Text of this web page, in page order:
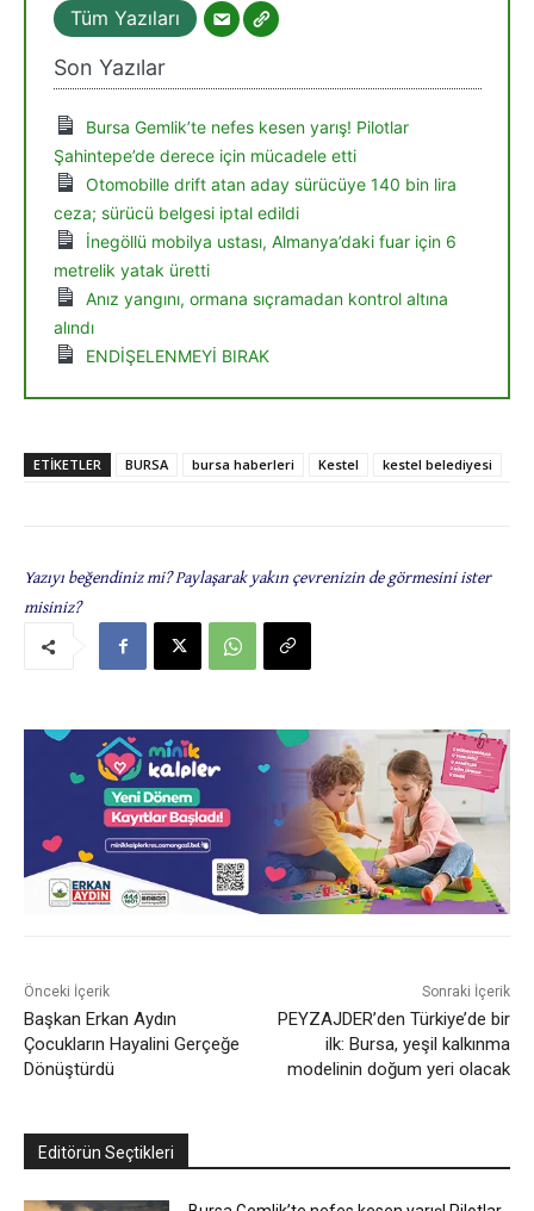
Tüm Yazıları
Son Yazılar
Bursa Gemlik’te nefes kesen yarış! Pilotlar
Şahintepe’de derece için mücadele etti
Otomobille drift atan aday sürücüye 140 bin lira
ceza; sürücü belgesi iptal edildi
İnegöllü mobilya ustası, Almanya’daki fuar için 6
metrelik yatak üretti
Anız yangını, ormana sıçramadan kontrol altına
alındı
ENDİŞELENMEYİ BIRAK
ETIKETLER BURSA bursa haberleri Kestel kestel belediyesi
Yazıyı beğendiniz mi? Paylaşarak yakın çevrenizin de görmesini ister
misiniz?
Önceki İçerik
Başkan Erkan Aydın
Çocukların Hayalini Gerçeğe
Dönüştürdü
Sonraki İçerik
PEYZAJDER’den Türkiye’de bir
ilk: Bursa, yeşil kalkınma
modelinin doğum yeri olacak
Editörün Seçtikleri